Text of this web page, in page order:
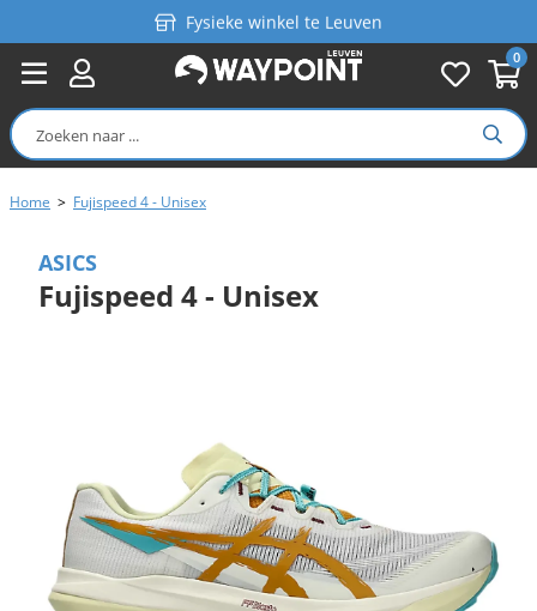
0
Fysieke winkel te Leuven
Persoonlijk advies
Gratis verzending in België vanaf €99
Home > Fujispeed 4 - Unisex
ASICS
Fujispeed 4 - Unisex